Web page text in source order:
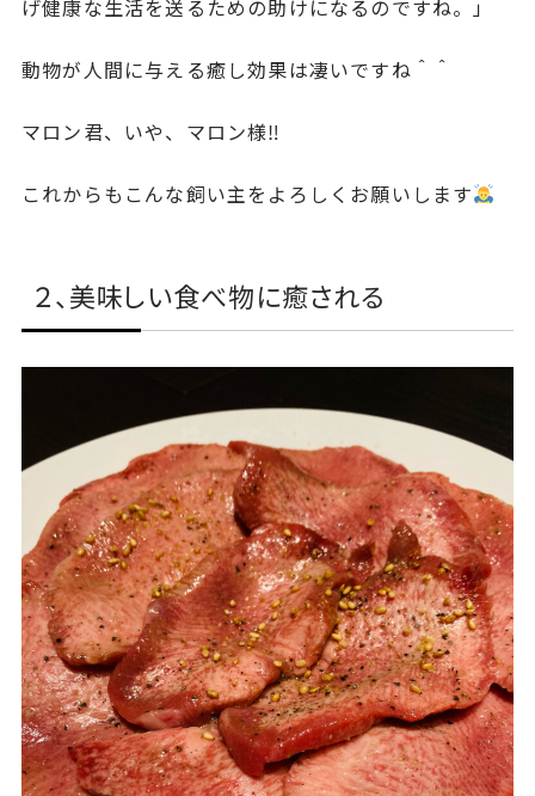
げ健康な生活を送るための助けになるのですね。」
動物が人間に与える癒し効果は凄いですね＾＾
マロン君、いや、マロン様‼︎
これからもこんな飼い主をよろしくお願いします
２、美味しい食べ物に癒される